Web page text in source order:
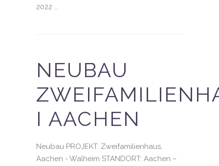
2022 ...
NEUBAU
I AACHEN
Neubau PROJEKT: Zweifamilienhaus,
Aachen - Walheim STANDORT: Aachen –